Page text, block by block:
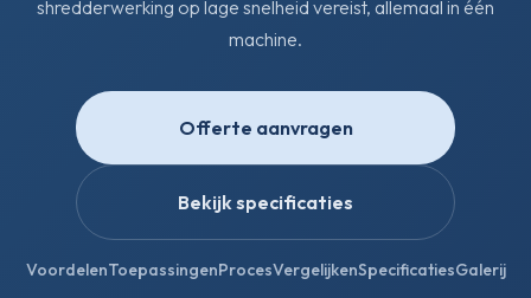
shredderwerking op lage snelheid vereist, allemaal in één
machine.
Offerte aanvragen
Bekijk specificaties
VoordelenToepassingenProcesVergelijkenSpecificatiesGalerij